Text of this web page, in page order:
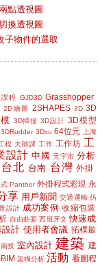
點透視圖
換透視圖
子物件的選取
程 GJD3D Grasshopper
2D繪圖 2SHAPES 3D 3D
3D掃描 3D設計 3D模型
3DRudder 3Dxu 64位元
上海
程 大師課 工作 工作坊 工
設計 中國 元宇宙 分析
台北 台南 台灣 外掛
Panther 外掛程式彩現 永
享 用戶新聞 交通運輸 仿
設計 成功案例 收縮包裝
自由曲面 西班牙文 快速成
設計 使用者會議 拓樸最
南投 室內設計 建築 建
架構分析 活動 看圖程